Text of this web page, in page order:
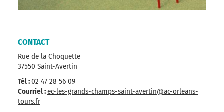
CONTACT
Rue de la Choquette
37550 Saint-Avertin
Tél :02 47 28 56 09
Courriel :ec-les-grands-champs-saint-avertin@ac-orleans-
tours.fr